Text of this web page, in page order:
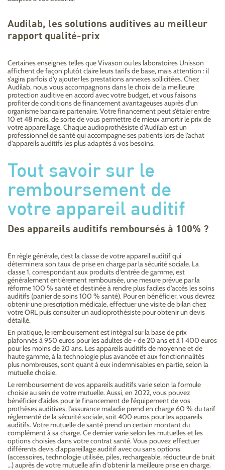
Audilab, les solutions auditives au meilleur
rapport qualité-prix
Certaines enseignes telles que Vivason ou les laboratoires Unisson
affichent de façon plutôt claire leurs tarifs de base, mais attention : il
s’agira parfois d’y ajouter les prestations annexes sollicitées. Chez
Audilab, nous vous accompagnons dans le choix de la meilleure
protection auditive en accord avec votre budget, et vous faisons
profiter de conditions de financement avantageuses auprès d’un
organisme bancaire partenaire. Votre financement peut s’étaler entre
10 et 48 mois, de sorte de vous permettre de mieux amortir le prix de
votre appareillage. Chaque audioprothésiste d’Audilab est un
professionnel de santé qui accompagne ses patients lors de l’achat
d’appareils auditifs les plus adaptés à vos besoins.
Tout savoir sur le
remboursement de
votre appareil auditif
Des appareils auditifs remboursés à 100% ?
En règle générale, c’est la classe de votre appareil auditif qui
déterminera son taux de prise en charge par la sécurité sociale. La
classe 1, correspondant aux produits d’entrée de gamme, est
généralement entièrement remboursée, une mesure prévue par la
réforme 100 % santé et destinée à rendre plus faciles d’accès les soins
auditifs (panier de soins 100 % santé). Pour en bénéficier, vous devrez
obtenir une prescription médicale, effectuer une visite de bilan chez
votre ORL puis consulter un audioprothésiste pour obtenir un devis
détaillé.
En pratique, le remboursement est intégral sur la base de prix
plafonnés à 950 euros pour les adultes de + de 20 ans et à 1 400 euros
pour les moins de 20 ans. Les appareils auditifs de moyenne et de
haute gamme, à la technologie plus avancée et aux fonctionnalités
plus nombreuses, sont quant à eux indemnisables en partie, selon la
mutuelle choisie.
Le remboursement de vos appareils auditifs varie selon la formule
choisie au sein de votre mutuelle. Aussi, en 2022, vous pouvez
bénéficier d’aides pour le financement de l’équipement de vos
prothèses auditives, l’assurance maladie prend en charge 60 % du tarif
réglementé de la sécurité sociale, soit 400 euros pour les appareils
auditifs. Votre mutuelle de santé prend un certain montant du
complément à sa charge. Ce dernier varie selon les mutuelles et les
options choisies dans votre contrat santé. Vous pouvez effectuer
différents devis d’appareillage auditif avec ou sans options
(accessoires, technologie utilisée, piles, rechargeable, réducteur de bruit
…) auprès de votre mutuelle afin d’obtenir la meilleure prise en charge.